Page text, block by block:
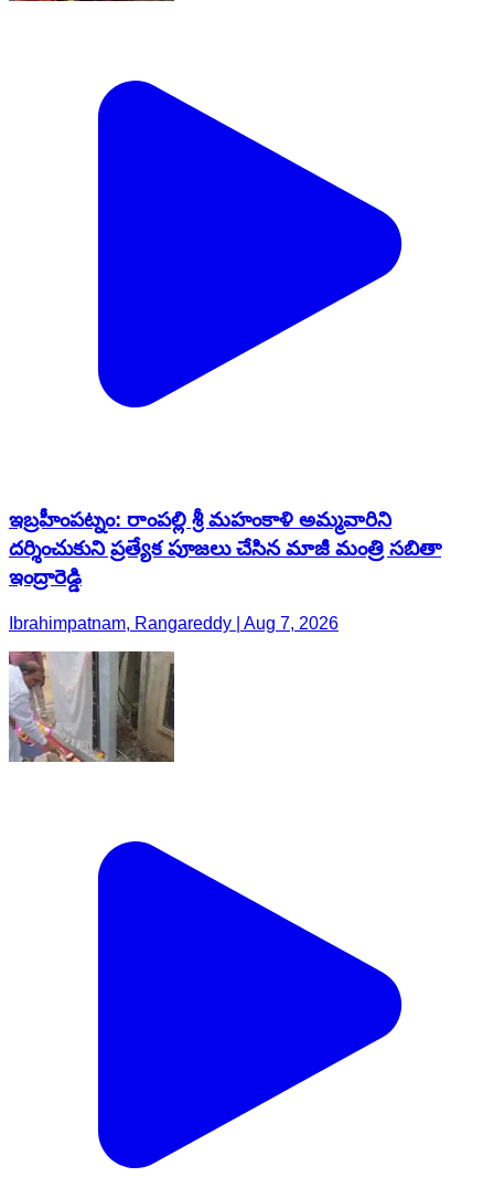
ఇబ్రహీంపట్నం: రాంపల్లి శ్రీ మహంకాళి అమ్మవారిని
దర్శించుకుని ప్రత్యేక పూజలు చేసిన మాజీ మంత్రి సబితా
ఇంద్రారెడ్డి
Ibrahimpatnam, Rangareddy | Aug 7, 2026